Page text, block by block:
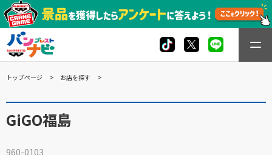
トップページ お店を探す
GiGO福島
960-0103